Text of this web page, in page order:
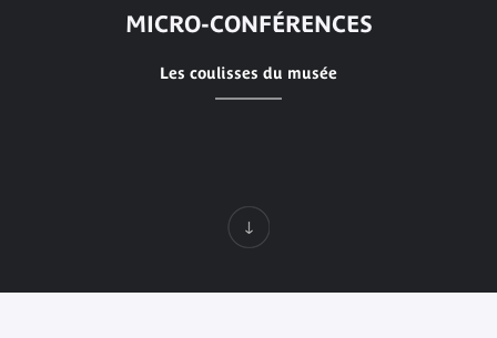
MICRO-CONFÉRENCES
Les coulisses du musée